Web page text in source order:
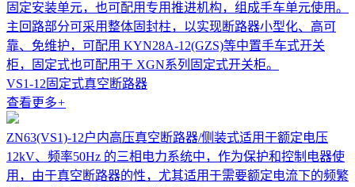
固定安装单元，也可配用专用推进机构，组成手车单元使用。
主回路部分可采用整体固封柱，以实现断路器小型化、高可
靠、免维护，可配用 KYN28A-12(GZS)等中置手车式开关
柜，固定式也可配用于 XGN系列固定式开关柜。
VS1-12固定式真空断路器
查看更多+
ZN63(VS1)-12户内高压真空断路器/侧装式适用于额定电压
12kV、频率50Hz 的三相电力系统中，作为保护和控制电器使
用，由于真空断路器的性，尤其适用于需要额定电流下的频繁